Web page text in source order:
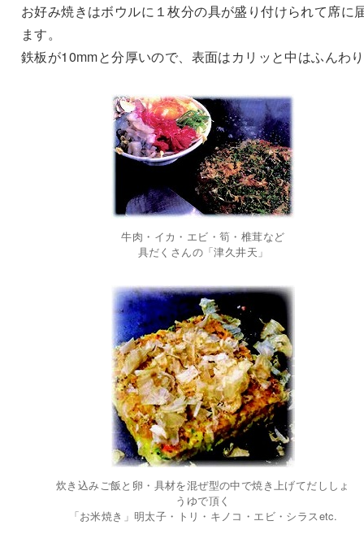
お好み焼きはボウルに１枚分の具が盛り付けられて席に
ます。
鉄板が10mmと分厚いので、表面はカリッと中はふんわ
牛肉・イカ・エビ・筍・椎茸など
具だくさんの「津久井天」
炊き込みご飯と卵・具材を混ぜ型の中で焼き上げてだししょ
うゆで頂く
「お米焼き」明太子・トリ・キノコ・エビ・シラスetc.